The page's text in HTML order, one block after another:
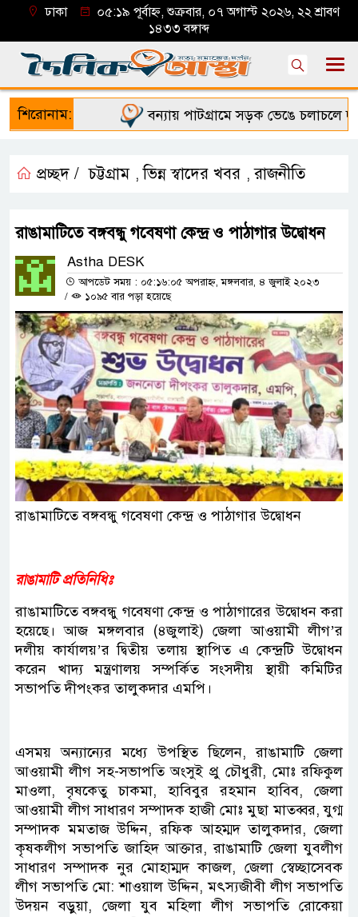
ঢাকা
০৫:১৯ পূর্বাহ্ন, শুক্রবার, ০৭ অগাস্ট ২০২৬, ২২ শ্রাবণ
১৪৩৩ বঙ্গাব্দ
শিরোনাম: বন্যায় পাটগ্রামে সড়ক ভেঙে চলাচলে
প্রচ্ছদ / চট্টগ্রাম ,ভিন্ন স্বাদের খবর ,রাজনীতি
রাঙামাটিতে বঙ্গবন্ধু গবেষণা কেন্দ্র ও পাঠাগার উদ্বোধন
Astha DESK
আপডেট সময় : ০৫:১৬:০৫ অপরাহ্ন, মঙ্গলবার, ৪ জুলাই ২০২৩
/
১০৯৫ বার পড়া হয়েছে
রাঙামাটিতে বঙ্গবন্ধু গবেষণা কেন্দ্র ও পাঠাগার উদ্বোধন
রাঙামাটি প্রতিনিধিঃ
রাঙামাটিতে বঙ্গবন্ধু গবেষণা কেন্দ্র ও পাঠাগারের উদ্বোধন করা
হয়েছে। আজ মঙ্গলবার (৪জুলাই) জেলা আওয়ামী লীগ’র
দলীয় কার্যালয়’র দ্বিতীয় তলায় স্থাপিত এ কেন্দ্রটি উদ্বোধন
করেন খাদ্য মন্ত্রণালয় সম্পর্কিত সংসদীয় স্থায়ী কমিটির
সভাপতি দীপংকর তালুকদার এমপি।
এসময় অন্যান্যের মধ্যে উপস্থিত ছিলেন, রাঙামাটি জেলা
আওয়ামী লীগ সহ-সভাপতি অংসুই প্রু চৌধুরী, মোঃ রফিকুল
মাওলা, বৃষকেতু চাকমা, হাবিবুর রহমান হাবিব, জেলা
আওয়ামী লীগ সাধারণ সম্পাদক হাজী মোঃ মুছা মাতব্বর, যুগ্ম
সম্পাদক মমতাজ উদ্দিন, রফিক আহম্মদ তালুকদার, জেলা
কৃষকলীগ সভাপতি জাহিদ আক্তার, রাঙামাটি জেলা যুবলীগ
সাধারণ সম্পাদক নুর মোহাম্মদ কাজল, জেলা স্বেচ্ছাসেবক
লীগ সভাপতি মো: শাওয়াল উদ্দিন, মৎস্যজীবী লীগ সভাপতি
উদয়ন বড়ুয়া, জেলা যুব মহিলা লীগ সভাপতি রোকেয়া